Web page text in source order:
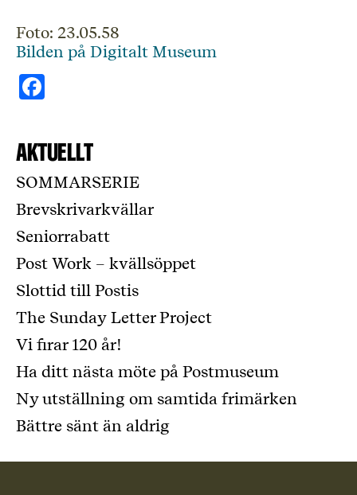
Foto: 23.05.58
Bilden på Digitalt Museum
Aktuellt
SOMMARSERIE
Brevskrivarkvällar
Seniorrabatt
Post Work – kvällsöppet
Slottid till Postis
The Sunday Letter Project
Vi firar 120 år!
Ha ditt nästa möte på Postmuseum
Ny utställning om samtida frimärken
Bättre sänt än aldrig